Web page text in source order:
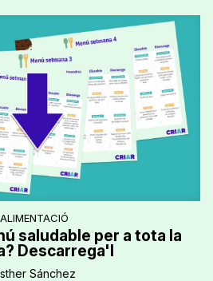
ALIMENTACIÓ
saludable per a tota la
Descarrega'l
Sánchez